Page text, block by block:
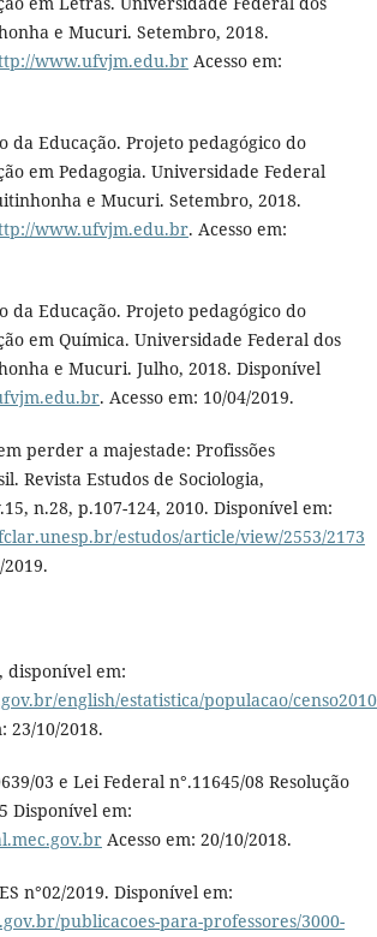
e Mucuri. Setembro, 2018.
www.ufvjm.edu.brAcesso em:
da Educação. Projeto pedagógico do
em Pedagogia. Universidade Federal
e Mucuri. Setembro, 2018.
www.ufvjm.edu.br. Acesso em:
da Educação. Projeto pedagógico do
em Química. Universidade Federal dos
e Mucuri. Julho, 2018. Disponível
. Acesso em: 10/04/2019.
perder a majestade: Profissões
Revista Estudos de Sociologia,
n.28, p.107-124, 2010. Disponível em:
estudos/article/view/2553/2173
disponível em:
english/estatistica/populacao/
23/10/2018.
03 e Lei Federal n°.11645/08 Resolução
Disponível em:
Acesso em: 20/10/2018.
n°02/2019. Disponível em:
publicacoes-para-professores/3000-